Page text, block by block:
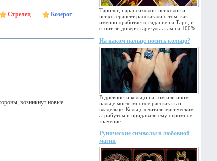
Таролог, парапсихолог, психолог и
психотерапевт рассказали о том, как
именно «работает» гадание на Таро, и
стоит ли доверять результатам на 100%.
На каком пальце носить кольцо?
В древности кольцо на том или ином
пальце могло многое рассказать о
владельце. Кольцо считали магическим
атрибутом и придавали ему огромное
значение.
Рунические символы в любовной
магии
Стрелец
Козерог
возникнут новые